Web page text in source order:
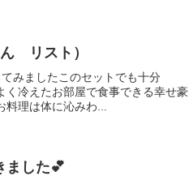
リスト）
みましたこのセットでも十分
く冷えたお部屋で食事できる幸せ豪
料理は体に沁みわ...
ました💕